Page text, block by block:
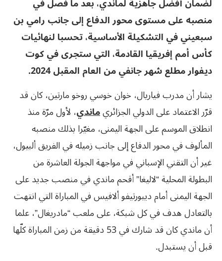
منصبه على مستوى محور الدفاع إلى جانب رامي بن
سبعيني في التشكيلة الأساسية، تحسبا لنهائيات
كأس أمم إفريقيا القادمة، التي ستجرى في كوت
ديفوار مطلع شهر جانفي من العام المقبل 2024.
يشار أن مدرب فياريال، خوان خوسي روخو مارتين، كان قد
قرّر الاعتماد على الدولي الجزائريماندي، لأول مرّة منذ
انطلاق الموسم على الجهة اليمنى، مغيّرا بذلك منصبه
المألوف في محور الدفاع إلى جانب زميله في الفريق ألبيول،
غير أن التقني الإسباني في مواجهة الجولة العاشرة من
البطولة المحلية “لاليغا” أقحم ماندي في منصب جديد على
الجهة اليمنى أمام ديبورتيفو ألافيس في المباراة التي انتهت
بالتعادل هدف في كل شبكة، على ملعب “مادريغال”، علما
أن ماندي كان قد شارك في 53 دقيقة من زمن المباراة كلّها
قبل أن يستبدل.